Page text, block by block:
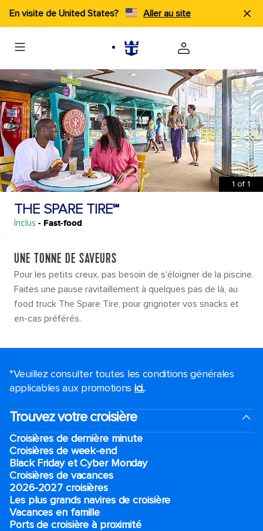
En visite de United States? Aller au site
1 of 1
THE SPARE TIRE℠
Inclus - Fast-food
UNE TONNE DE SAVEURS
Pour les petits creux, pas besoin de s'éloigner de la piscine.
Faites une pause ravitaillement à quelques pas de là, au
food truck The Spare Tire, pour grignoter vos snacks et
en-cas préférés.
*Veuillez consulter toutes les conditions générales
applicables aux promotions ici..
Trouvez votre croisière
Croisières de dernière minute
Croisières de week-end
Black Friday et Cyber Monday
Croisières de vacances
2026-2027 croisières
Les plus grands navires de croisière
Vacances en famille
Ports de croisière à proximité